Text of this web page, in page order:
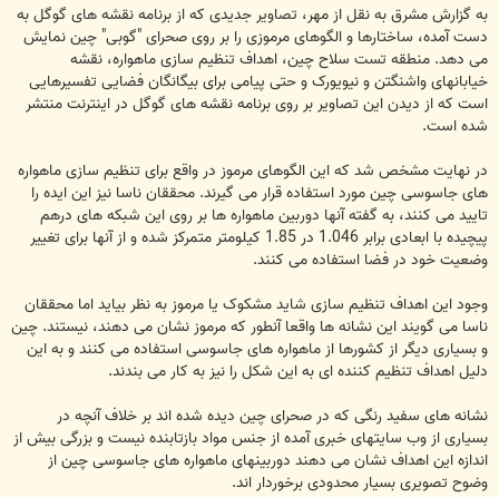
به گزارش مشرق به نقل از مهر، تصاویر جدیدی که از برنامه نقشه های گوگل به
دست آمده، ساختارها و الگوهای مرموزی را بر روی صحرای "گوبی" چین نمایش
می دهد. منطقه تست سلاح چین، اهداف تنظیم سازی ماهواره، نقشه
خیابانهای واشنگتن و نیویورک و حتی پیامی برای بیگانگان فضایی تفسیرهایی
است که از دیدن این تصاویر بر روی برنامه نقشه های گوگل در اینترنت منتشر
شده است.
در نهایت مشخص شد که این الگوهای مرموز در واقع برای تنظیم سازی ماهواره
های جاسوسی چین مورد استفاده قرار می گیرند. محققان ناسا نیز این ایده را
تایید می کنند، به گفته آنها دوربین ماهواره ها بر روی این شبکه های درهم
پیچیده با ابعادی برابر 1.046 در 1.85 کیلومتر متمرکز شده و از آنها برای تغییر
وضعیت خود در فضا استفاده می کنند.
وجود این اهداف تنظیم سازی شاید مشکوک یا مرموز به نظر بیاید اما محققان
ناسا می گویند این نشانه ها واقعا آنطور که مرموز نشان می دهند، نیستند. چین
و بسیاری دیگر از کشورها از ماهواره های جاسوسی استفاده می کنند و به این
دلیل اهداف تنظیم کننده ای به این شکل را نیز به کار می بندند.
نشانه های سفید رنگی که در صحرای چین دیده شده اند بر خلاف آنچه در
بسیاری از وب سایتهای خبری آمده از جنس مواد بازتابنده نیست و بزرگی بیش از
اندازه این اهداف نشان می دهند دوربینهای ماهواره های جاسوسی چین از
وضوح تصویری بسیار محدودی برخوردار اند.